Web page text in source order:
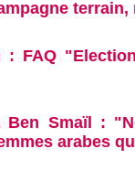
: FAQ
Ben Smaïl :
arabes